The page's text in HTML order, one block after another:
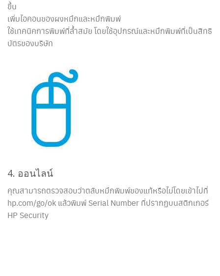
ขึ้น
เพิ่มไอคอนของผงหมึกและหมึกพิมพ์
ใช้เทคนิคการพิมพ์ที่ล้ำสมัย โดยใช้อุปกรณ์และหมึกพิมพ์ที่เป็นสิทธิ
บัตรของบริษัท
4. ออนไลน์
คุณสามารถตรวจสอบว่าตลับหมึกพิมพ์ของแท้หรือไม่โดยเข้าไปที่
hp.com/go/ok แล้วพิมพ์ Serial Number ที่ปรากฏบนสติกเกอร์
HP Security